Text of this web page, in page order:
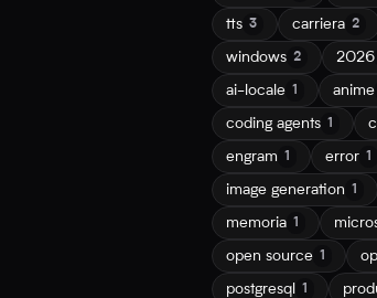
tts 3 carriera 2
windows 2 2026
ai-locale 1 anime
coding agents 1
engram 1 error 1
image generation 1
memoria 1
open source 1
postgresql 1